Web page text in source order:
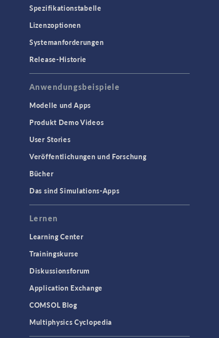
Spezifikationstabelle
Lizenzoptionen
Systemanforderungen
Release-Historie
Anwendungsbeispiele
Modelle und Apps
Produkt Demo Videos
User Stories
Veröffentlichungen und Forschung
Bücher
Das sind Simulations-Apps
Lernen
Learning Center
Trainingskurse
Diskussionsforum
Application Exchange
COMSOL Blog
Multiphysics Cyclopedia